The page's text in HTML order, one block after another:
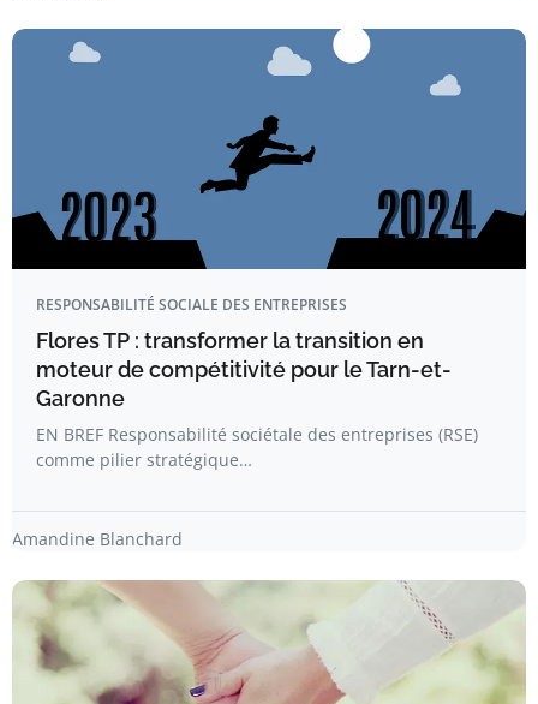
RESPONSABILITÉ SOCIALE DES ENTREPRISES
Flores TP : transformer la transition en
moteur de compétitivité pour le Tarn-et-
Garonne
EN BREF Responsabilité sociétale des entreprises (RSE)
comme pilier stratégique…
Amandine Blanchard